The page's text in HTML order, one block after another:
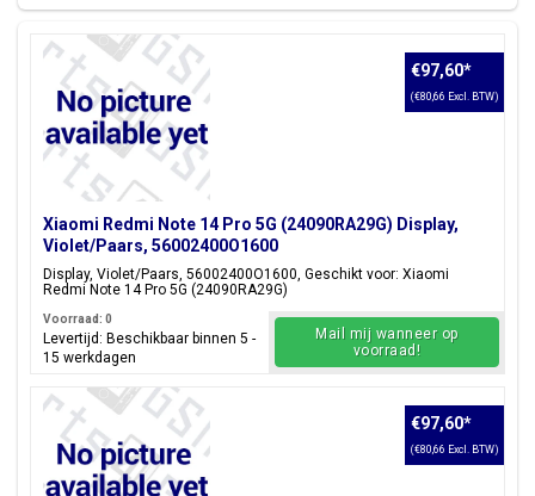
Xiaomi Redmi Note 14 Pro 5G (24090RA29G) Display,
Violet/Paars, 56002400O1600
Display, Violet/Paars, 56002400O1600, Geschikt voor: Xiaomi
Redmi Note 14 Pro 5G (24090RA29G)
€97,60*
(€80,66 Excl. BTW)
Voorraad: 0
Levertijd: Beschikbaar binnen 5 -
15 werkdagen
Mail mij wanneer op
voorraad!
€97,60*
(€80,66 Excl. BTW)